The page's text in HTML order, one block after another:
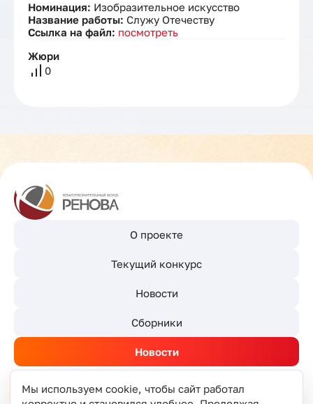
Номинация: Изобразительное искусство
Название работы: Служу Отечеству
Ссылка на файл: посмотреть
Жюри
0
О проекте
Текущий конкурс
Новости
Сборники
Новости
Мы используем cookie, чтобы сайт работал